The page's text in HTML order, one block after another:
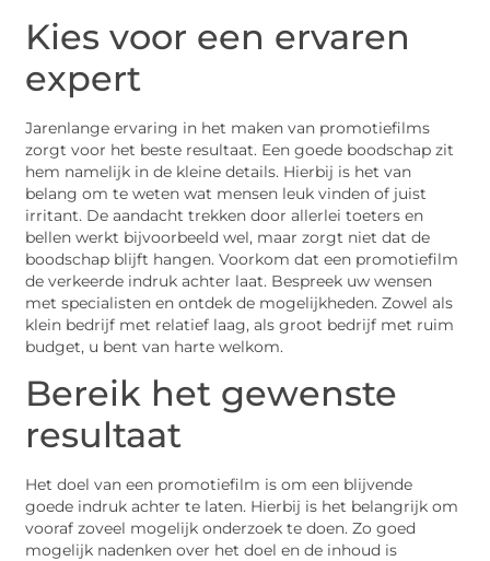
Kies voor een ervaren
expert
Jarenlange ervaring in het maken van promotiefilms
zorgt voor het beste resultaat. Een goede boodschap zit
hem namelijk in de kleine details. Hierbij is het van
belang om te weten wat mensen leuk vinden of juist
irritant. De aandacht trekken door allerlei toeters en
bellen werkt bijvoorbeeld wel, maar zorgt niet dat de
boodschap blijft hangen. Voorkom dat een promotiefilm
de verkeerde indruk achter laat. Bespreek uw wensen
met specialisten en ontdek de mogelijkheden. Zowel als
klein bedrijf met relatief laag, als groot bedrijf met ruim
budget, u bent van harte welkom.
Bereik het gewenste
resultaat
Het doel van een promotiefilm is om een blijvende
goede indruk achter te laten. Hierbij is het belangrijk om
vooraf zoveel mogelijk onderzoek te doen. Zo goed
mogelijk nadenken over het doel en de inhoud is